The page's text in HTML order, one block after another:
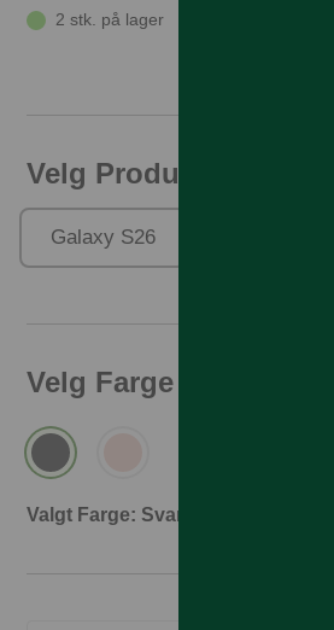
2 stk. på lager
Velg Produktfamilie
Galaxy S26
Velg Farge
Valgt Farge: Svart